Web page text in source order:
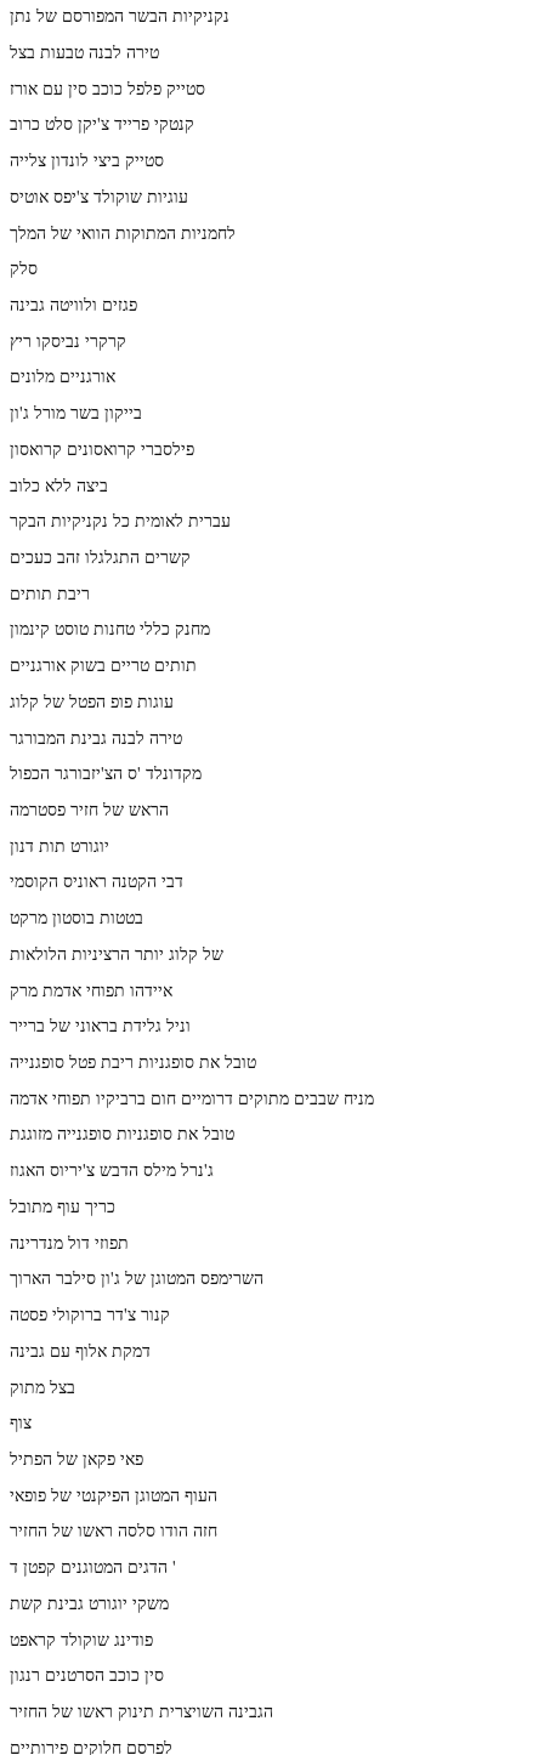
נקניקיות הבשר המפורסם של נתן
טירה לבנה טבעות בצל
סטייק פלפל כוכב סין עם אורז
קנטקי פרייד צ'יקן סלט כרוב
סטייק ביצי לונדון צלייה
עוגיות שוקולד צ'יפס אוטיס
לחמניות המתוקות הוואי של המלך
סלק
פגזים ולוויטה גבינה
קרקרי נביסקו ריץ
אורגניים מלונים
בייקון בשר מורל ג'ון
פילסברי קרואסונים קרואסון
ביצה ללא כלוב
עברית לאומית כל נקניקיות הבקר
קשרים התגלגלו זהב כעכים
ריבת תותים
מחנק כללי טחנות טוסט קינמון
תותים טריים בשוק אורגניים
עוגות פופ הפטל של קלוג
טירה לבנה גבינת המבורגר
מקדונלד 'ס הצ'יזבורגר הכפול
הראש של חזיר פסטרמה
יוגורט תות דנון
דבי הקטנה ראוניס הקוסמי
בטטות בוסטון מרקט
של קלוג יותר הרציניות הלולאות
איידהו תפוחי אדמת מרק
וניל גלידת בראוני של ברייר
טובל את סופגניות ריבת פטל סופגנייה
מניח שבבים מתוקים דרומיים חום ברביקיו תפוחי אדמה
טובל את סופגניות סופגנייה מזוגגת
ג'נרל מילס הדבש צ'יריוס האגוז
כריך עוף מתובל
תפוזי דול מנדרינה
השרימפס המטוגן של ג'ון סילבר הארוך
קנור צ'דר ברוקולי פסטה
דמקת אלוף עם גבינה
בצל מתוק
צוף
פאי פקאן של הפתיל
העוף המטוגן הפיקנטי של פופאי
חזה הודו סלסה ראשו של החזיר
הדגים המטוגנים קפטן ד '
משקי יוגורט גבינת קשת
פודינג שוקולד קראפט
סין כוכב הסרטנים רנגון
הגבינה השויצרית תינוק ראשו של החזיר
לפרסם חלוקים פירותיים